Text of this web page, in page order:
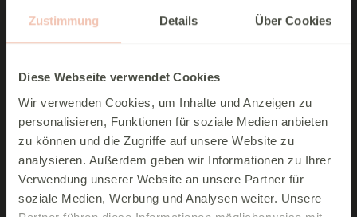
Zustimmung Details Über Cookies
Diese Webseite verwendet Cookies
Wir verwenden Cookies, um Inhalte und Anzeigen zu
personalisieren, Funktionen für soziale Medien anbieten
zu können und die Zugriffe auf unsere Website zu
analysieren. Außerdem geben wir Informationen zu Ihrer
Verwendung unserer Website an unsere Partner für
soziale Medien, Werbung und Analysen weiter. Unsere
Dethleffs Nomad 730 FKR
Verfügbar ab
sofort
Fahrzeuglänge
942 cm
Fahrzeugbreite
250 cm